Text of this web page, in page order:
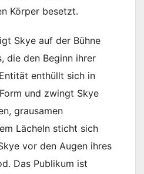
Körper besetzt.
Skye auf der Bühne
die den Beginn ihrer
enthüllt sich in
und zwingt Skye
grausamen
Lächeln sticht sich
vor den Augen ihres
Das Publikum ist